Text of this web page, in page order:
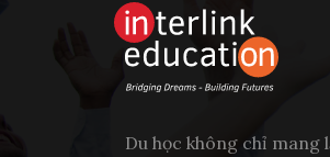
Du học không chỉ mang